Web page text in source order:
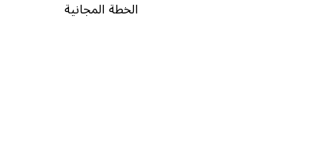
الخطة المجانية